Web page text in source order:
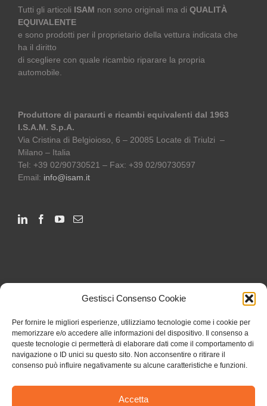
Gestisci Consenso Cookie
Per fornire le migliori esperienze, utilizziamo tecnologie come i cookie per
memorizzare e/o accedere alle informazioni del dispositivo. Il consenso a
queste tecnologie ci permetterà di elaborare dati come il comportamento di
navigazione o ID unici su questo sito. Non acconsentire o ritirare il
consenso può influire negativamente su alcune caratteristiche e funzioni.
Accetta
Tutti gli articoli ISAM non sono originali ma di QUALITÀ
EQUIVALENTE
e sono prodotti per il proprietario della vettura indicata che
ha il diritto
di scegliere con quale ricambio riparare la propria
automobile.
Produttore di paraurti e ricambi equivalenti dal 1963
I.S.A.M. S.p.A.
Via Cristina di Belgioioso, 6 – 20085 Locate di Triulzi –
Milano – Italia
Tel: +39 02/90730521 – Fax: +39 02/90730597
Email: info@isam.it